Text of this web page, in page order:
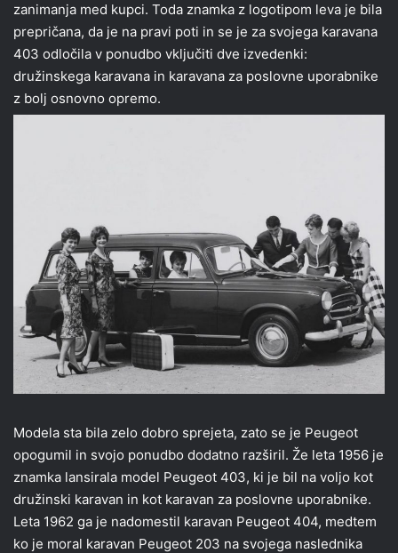
zanimanja med kupci. Toda znamka z logotipom leva je bila
prepričana, da je na pravi poti in se je za svojega karavana
403 odločila v ponudbo vključiti dve izvedenki:
družinskega karavana in karavana za poslovne uporabnike
z bolj osnovno opremo.
Modela sta bila zelo dobro sprejeta, zato se je Peugeot
opogumil in svojo ponudbo dodatno razširil. Že leta 1956 je
znamka lansirala model Peugeot 403, ki je bil na voljo kot
družinski karavan in kot karavan za poslovne uporabnike.
Leta 1962 ga je nadomestil karavan Peugeot 404, medtem
ko je moral karavan Peugeot 203 na svojega naslednika